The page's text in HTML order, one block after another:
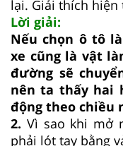
lại. Giải thích hiện
Lời giải:
Nếu chọn ô tô
xe cũng là vật
đường sẽ
nên ta thấy hai
động theo chiều
2. Vì sao khi mở
phải lót tay bằng